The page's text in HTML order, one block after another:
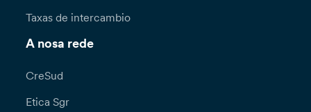
Taxas de intercambio
A nosa rede
CreSud
Etica Sgr